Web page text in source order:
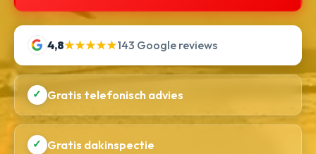
4,8★★★★★143 Google reviews
✓ Gratis telefonisch advies
✓ Gratis dakinspectie